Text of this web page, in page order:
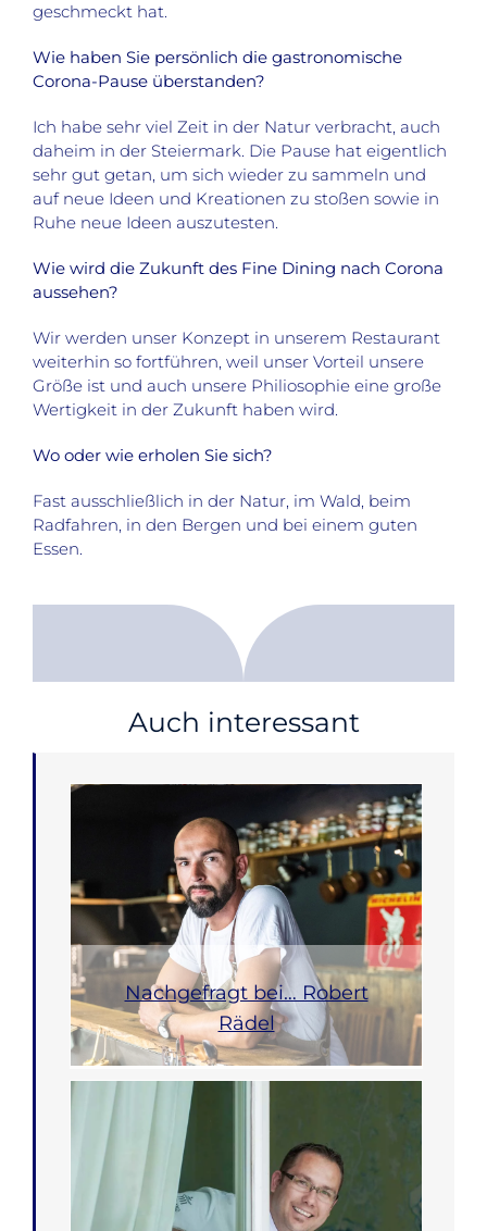
geschmeckt hat.
Wie haben Sie persönlich die gastronomische
Corona-Pause überstanden?
Ich habe sehr viel Zeit in der Natur verbracht, auch
daheim in der Steiermark. Die Pause hat eigentlich
sehr gut getan, um sich wieder zu sammeln und
auf neue Ideen und Kreationen zu stoßen sowie in
Ruhe neue Ideen auszutesten.
Wie wird die Zukunft des Fine Dining nach Corona
aussehen?
Wir werden unser Konzept in unserem Restaurant
weiterhin so fortführen, weil unser Vorteil unsere
Größe ist und auch unsere Philiosophie eine große
Wertigkeit in der Zukunft haben wird.
Wo oder wie erholen Sie sich?
Fast ausschließlich in der Natur, im Wald, beim
Radfahren, in den Bergen und bei einem guten
Essen.
Auch interessant
Nachgefragt bei… Robert
Rädel